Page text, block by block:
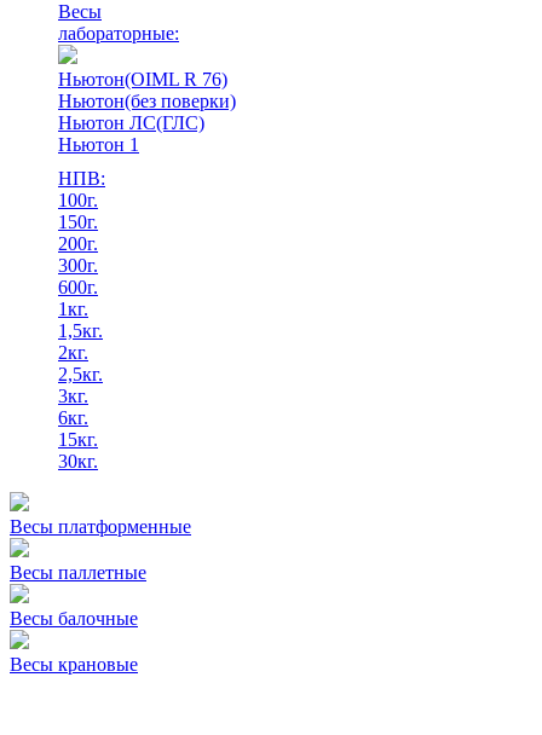
Весы
лабораторные:
Ньютон(OIML R 76)
Ньютон(без поверки)
Ньютон ЛС(ГЛС)
Ньютон 1
НПВ:
100г.
150г.
200г.
300г.
600г.
1кг.
1,5кг.
2кг.
2,5кг.
3кг.
6кг.
15кг.
30кг.
Весы платформенные
Весы паллетные
Весы балочные
Весы крановые